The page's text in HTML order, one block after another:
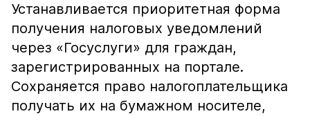
Устанавливается приоритетная форма
получения налоговых уведомлений
через «Госуслуги» для граждан,
зарегистрированных на портале.
Сохраняется право налогоплательщика
получать их на бумажном носителе,